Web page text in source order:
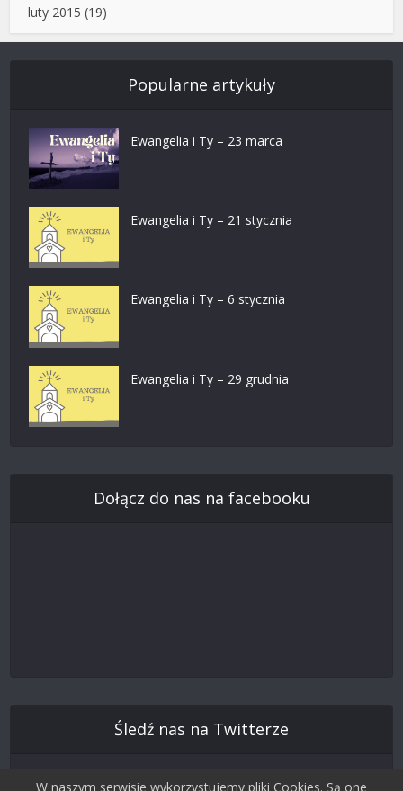
luty 2015 (19)
Popularne artykuły
Ewangelia i Ty – 23 marca
Ewangelia i Ty – 21 stycznia
Ewangelia i Ty – 6 stycznia
Ewangelia i Ty – 29 grudnia
Dołącz do nas na facebooku
Śledź nas na Twitterze
W naszym serwisie wykorzystujemy pliki Cookies. Są one